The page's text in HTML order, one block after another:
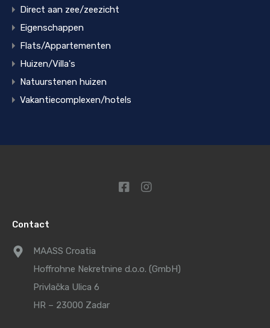
Direct aan zee/zeezicht
Eigenschappen
Flats/Appartementen
Huizen/Villa's
Natuurstenen huizen
Vakantiecomplexen/hotels
Contact
MAASS Croatia
Hoffrohne Nekretnine d.o.o. (GmbH)
Privlačka Ulica 6
HR – 23000 Zadar